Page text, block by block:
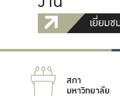
เยี่ยม
สภา
มหาวิทยาลัย